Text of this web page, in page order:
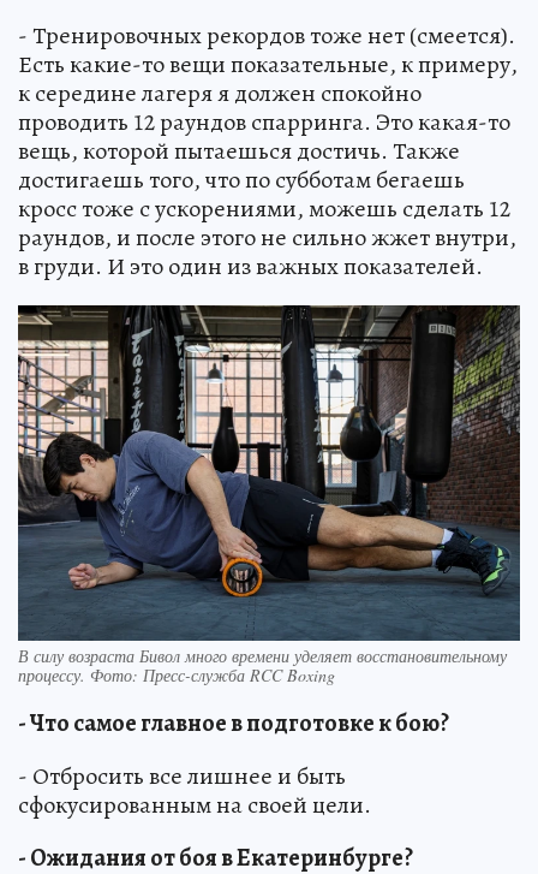
- Тренировочных рекордов тоже нет (смеется).
Есть какие-то вещи показательные, к примеру,
к середине лагеря я должен спокойно
проводить 12 раундов спарринга. Это какая-то
вещь, которой пытаешься достичь. Также
достигаешь того, что по субботам бегаешь
кросс тоже с ускорениями, можешь сделать 12
раундов, и после этого не сильно жжет внутри,
в груди. И это один из важных показателей.
В силу возраста Бивол много времени уделяет восстановительному
процессу. Фото: Пресс-служба RCC Boxing
- Что самое главное в подготовке к бою?
- Отбросить все лишнее и быть
сфокусированным на своей цели.
- Ожидания от боя в Екатеринбурге?